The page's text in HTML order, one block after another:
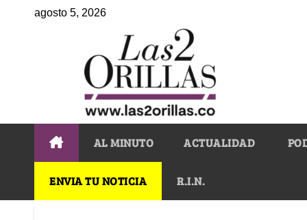
agosto 5, 2026
AL MINUTO ACTUALIDAD
ENVIA TU NOTICIA R.I.N.